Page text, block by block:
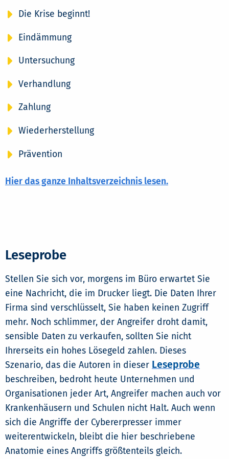
Die Krise beginnt!
Eindämmung
Untersuchung
Verhandlung
Zahlung
Wiederherstellung
Prävention
Hier das ganze Inhaltsverzeichnis lesen.
Leseprobe
Stellen Sie sich vor, morgens im Büro erwartet Sie
eine Nachricht, die im Drucker liegt. Die Daten Ihrer
Firma sind verschlüsselt, Sie haben keinen Zugriff
mehr. Noch schlimmer, der Angreifer droht damit,
sensible Daten zu verkaufen, sollten Sie nicht
Ihrerseits ein hohes Lösegeld zahlen. Dieses
Szenario, das die Autoren in dieser Leseprobe
beschreiben, bedroht heute Unternehmen und
Organisationen jeder Art, Angreifer machen auch vor
Krankenhäusern und Schulen nicht Halt. Auch wenn
sich die Angriffe der Cybererpresser immer
weiterentwickeln, bleibt die hier beschriebene
Anatomie eines Angriffs größtenteils gleich.